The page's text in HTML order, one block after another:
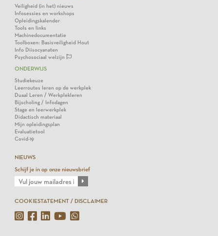
Veiligheid (in het) nieuws
Infosessies en workshops
Opleidingskalender
Tools en links
Machinedocumentatie
Toolboxen: Basisveiligheid Hout
Info Diisocyanaten
Psychosociaal welzijn
ONDERWIJS
Studiekeuze
Leerroutes leren op de werkplek
Duaal Leren / Werkplekleren
Bijscholing / Infodagen
Stage en leerwerkplek
Didactisch materiaal
Mijn opleidingsplan
Evaluatietool
Covid-19
NIEUWS
Schijf je in op onze nieuwsbrief
COOKIESTATEMENT / DISCLAIMER